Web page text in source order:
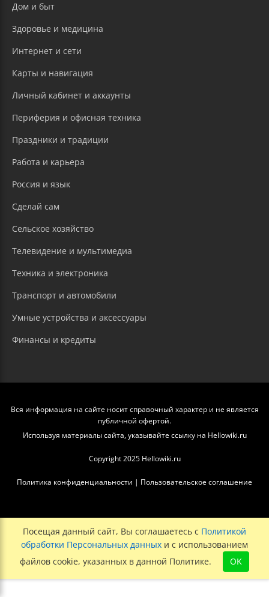
Дом и быт
Здоровье и медицина
Интернет и сети
Карты и навигация
Личный кабинет и аккаунты
Периферия и офисная техника
Праздники и традиции
Работа и карьера
Россия и язык
Сделай сам
Сельское хозяйство
Телевидение и мультимедиа
Техника и электроника
Транспорт и автомобили
Умные устройства и аксессуары
Финансы и кредиты
Вся информация на сайте носит справочный характер и не является
публичной офертой.
Используя материалы сайта, указывайте ссылку на Hellowiki.ru
Copyright 2025 Hellowiki.ru
Политика конфиденциальности | Пользовательское соглашение
Посещая данный сайт, Вы соглашаетесь с Политикой
обработки Персональных данных и с использованием
файлов cookie, указанных в данной Политике.
OK